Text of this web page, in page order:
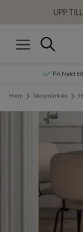
UPP
Sök
Fri frakt
Hem Varumärken